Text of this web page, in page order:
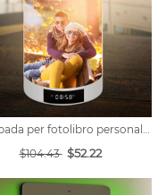
Lampada per fotolibro personalizzata
$104.43 $52.22